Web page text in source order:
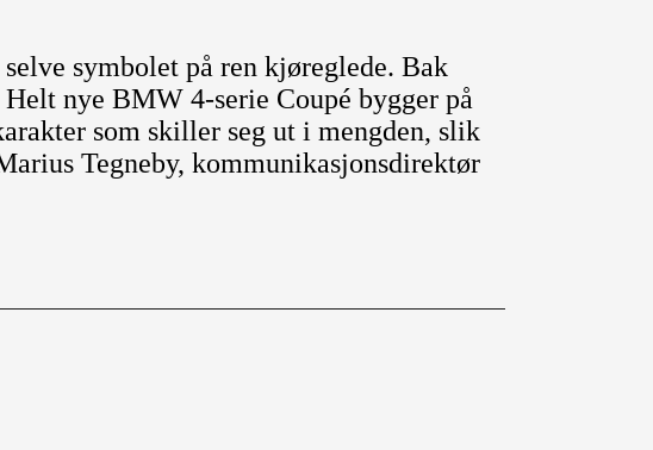
symbolet på ren kjøreglede. Bak
nye BMW 4-serie Coupé bygger på
som skiller seg ut i mengden, slik
Tegneby, kommunikasjonsdirektør